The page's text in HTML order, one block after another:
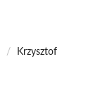
/
Krzysztof